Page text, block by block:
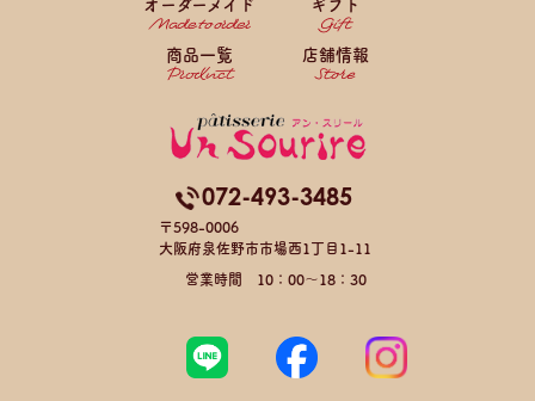
オーダーメイド ギフト
商品一覧 店舗情報
072-493-3485
〒598-0006
大阪府泉佐野市市場西1丁目1-11
営業時間 10：00～18：30